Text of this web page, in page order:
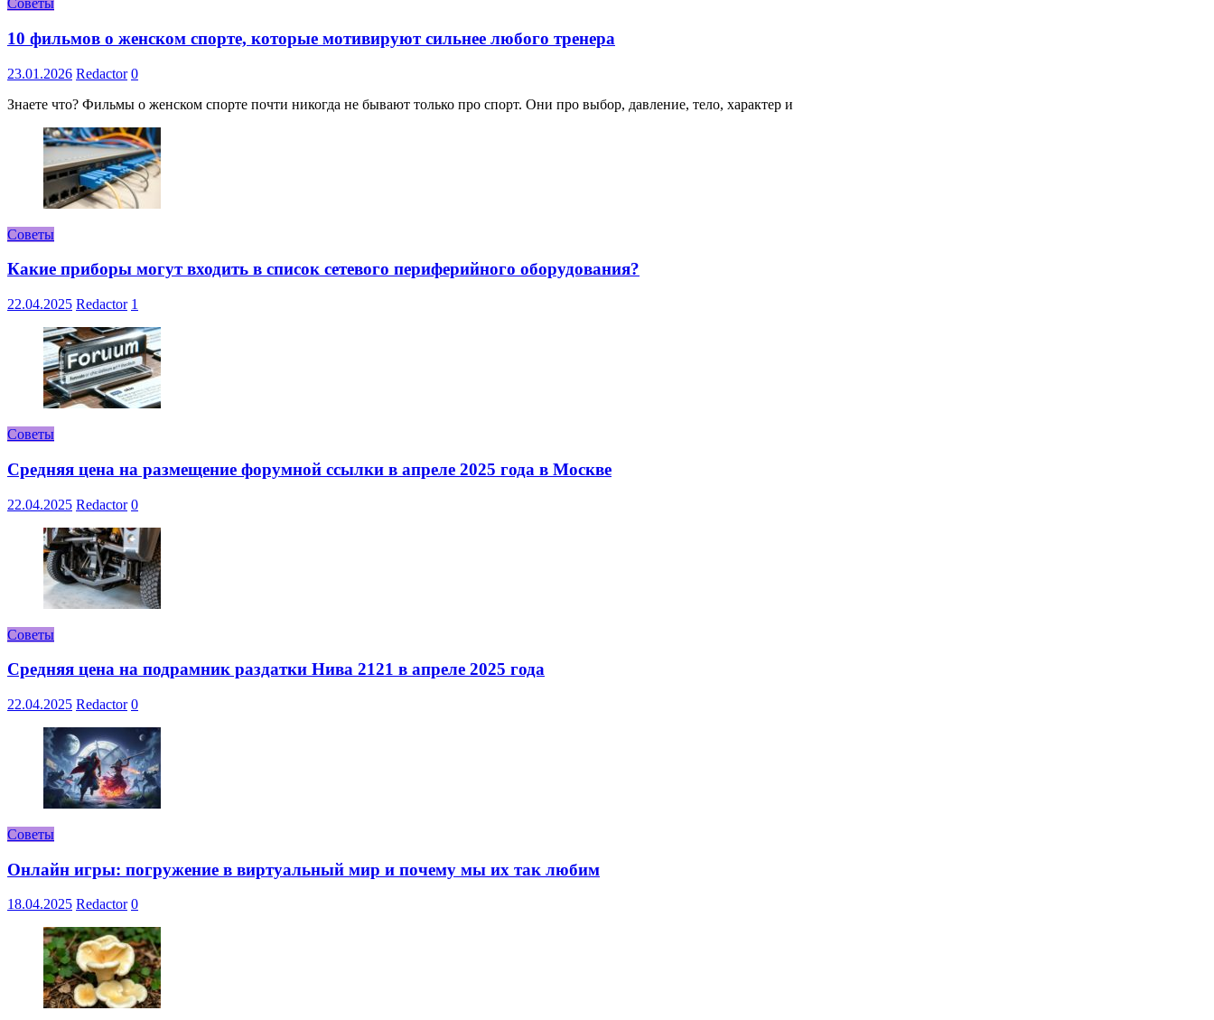
Советы
10 фильмов о женском спорте, которые мотивируют сильнее любого тренера
23.01.2026 Redactor 0
Знаете что? Фильмы о женском спорте почти никогда не бывают только про спорт. Они про выбор, давление, тело, характер и
Советы
Какие приборы могут входить в список сетевого периферийного оборудования?
22.04.2025 Redactor 1
Советы
Средняя цена на размещение форумной ссылки в апреле 2025 года в Москве
22.04.2025 Redactor 0
Советы
Средняя цена на подрамник раздатки Нива 2121 в апреле 2025 года
22.04.2025 Redactor 0
Советы
Онлайн игры: погружение в виртуальный мир и почему мы их так любим
18.04.2025 Redactor 0